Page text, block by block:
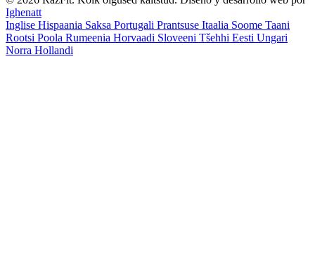
Ighenatt
Inglise Hispaania Saksa Portugali Prantsuse Itaalia Soome Taani
Rootsi Poola Rumeenia Horvaadi Sloveeni Tšehhi Eesti Ungari
Norra Hollandi